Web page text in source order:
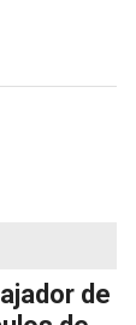
de